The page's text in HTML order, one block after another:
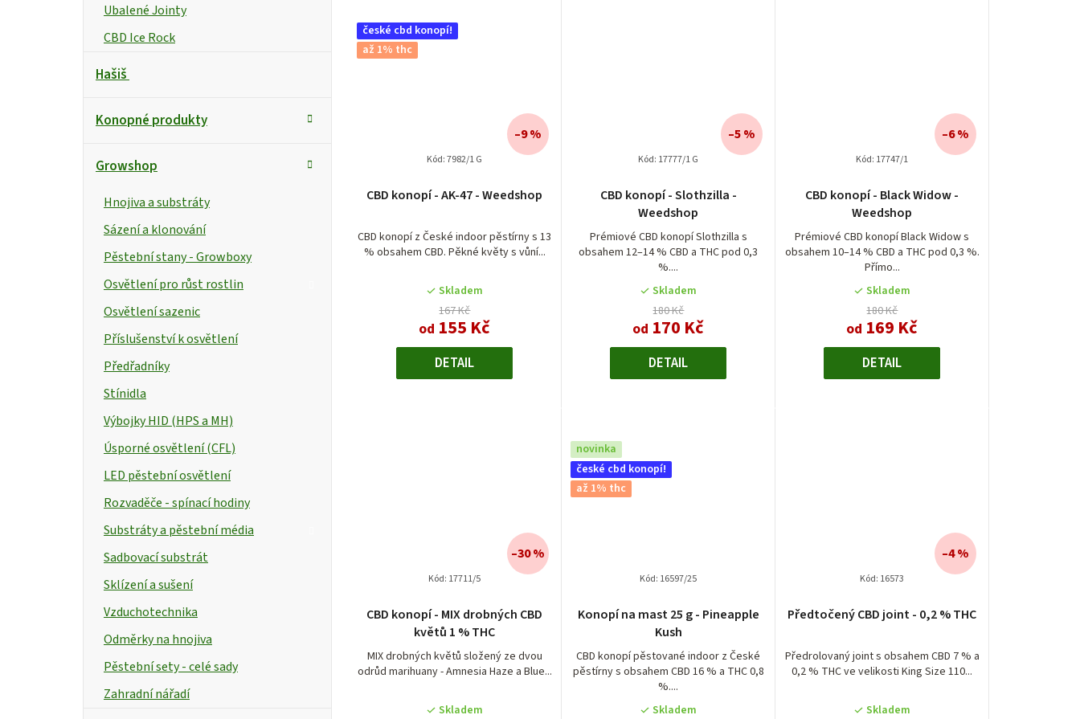
Ubalené Jointy
CBD Ice Rock
Hašiš
Konopné produkty
Growshop
Hnojiva a substráty
Sázení a klonování
Pěstební stany - Growboxy
Osvětlení pro růst rostlin
Osvětlení sazenic
Příslušenství k osvětlení
Předřadníky
Stínidla
Výbojky HID (HPS a MH)
Úsporné osvětlení (CFL)
LED pěstební osvětlení
Rozvaděče - spínací hodiny
Substráty a pěstební média
Sadbovací substrát
Sklízení a sušení
Vzduchotechnika
Odměrky na hnojiva
Pěstební sety - celé sady
Zahradní nářadí
české cbd konopí!
až 1% thc
CBD konopí - AK-47 - Weedshop
CBD konopí z České indoor pěstírny s 13
% obsahem CBD. Pěkné květy s vůní...
hodnocení
je
4,5
5
hvězdiček.
Skladem
167 Kč
od 155 Kč
–9 %
DETAIL
Kód:7982/1 G
CBD konopí - Slothzilla -
Weedshop
Prémiové CBD konopí Slothzilla s
obsahem 12–14 % CBD a THC pod 0,3
%....
Skladem
180 Kč
od 170 Kč
–5 %
DETAIL
Kód: 17777/1 G
CBD konopí - Black Widow -
Weedshop
Prémiové CBD konopí Black Widow s
obsahem 10–14 % CBD a THC pod 0,3 %.
Přímo...
Skladem
180 Kč
od 169 Kč
–6 %
DETAIL
Kód: 17747/1
CBD konopí - MIX drobných CBD
květů 1 % THC
MIX drobných květů složený ze dvou
odrůd marihuany - Amnesia Haze a Blue...
Skladem
–30 %
Kód: 17711/5
novinka
české cbd konopí!
až 1% thc
Konopí na mast 25 g - Pineapple
Kush
CBD konopí pěstované indoor z České
pěstírny s obsahem CBD 16 % a THC 0,8
%....
Skladem
Kód: 16597/25
Předtočený CBD joint - 0,2 % THC
Předrolovaný joint s obsahem CBD 7 % a
0,2 % THC ve velikosti King Size 110...
Skladem
–4 %
Kód: 16573